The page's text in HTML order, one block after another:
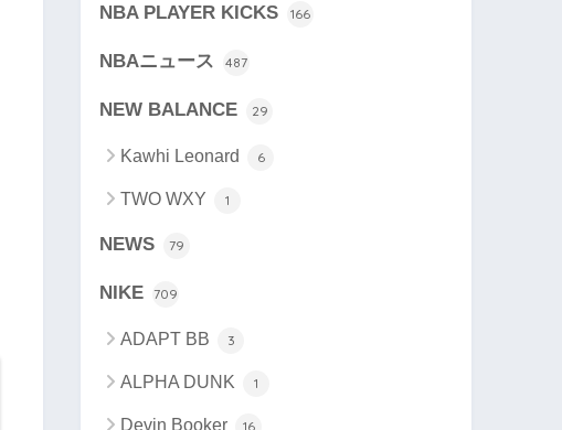
NBA PLAYER KICKS 166
NBAニュース 487
NEW BALANCE 29
Kawhi Leonard 6
TWO WXY 1
NEWS 79
NIKE 709
ADAPT BB 3
ALPHA DUNK 1
Devin Booker 16